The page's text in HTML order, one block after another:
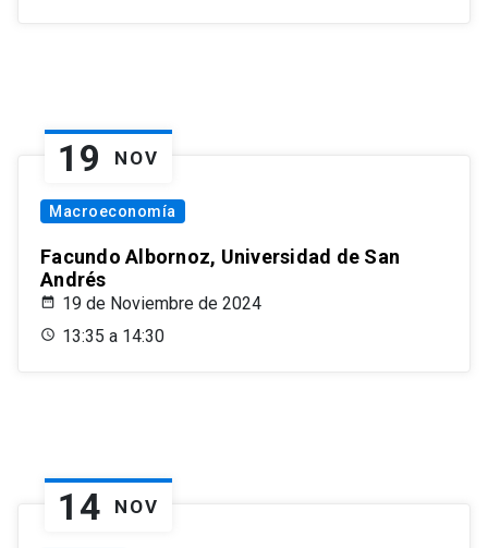
19 NOV
Macroeconomía
Facundo Albornoz, Universidad de San
Andrés
19 de Noviembre de 2024
13:35 a 14:30
14 NOV